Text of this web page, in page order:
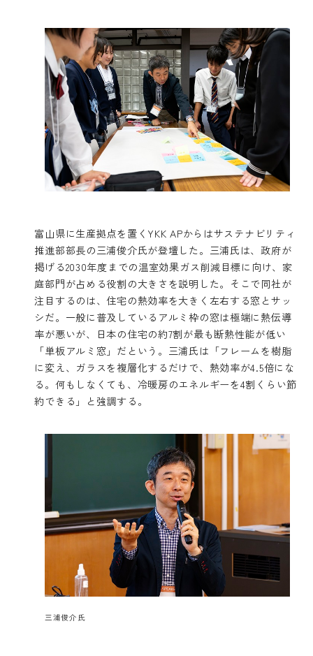
富山県に生産拠点を置くYKK APからはサステナビリティ
推進部部長の三浦俊介氏が登壇した。三浦氏は、政府が
掲げる2030年度までの温室効果ガス削減目標に向け、家
庭部門が占める役割の大きさを説明した。そこで同社が
注目するのは、住宅の熱効率を大きく左右する窓とサッ
シだ。一般に普及しているアルミ枠の窓は極端に熱伝導
率が悪いが、日本の住宅の約7割が最も断熱性能が低い
「単板アルミ窓」だという。三浦氏は「フレームを樹脂
に変え、ガラスを複層化するだけで、熱効率が4.5倍にな
る。何もしなくても、冷暖房のエネルギーを4割くらい節
約できる」と強調する。
三浦俊介氏